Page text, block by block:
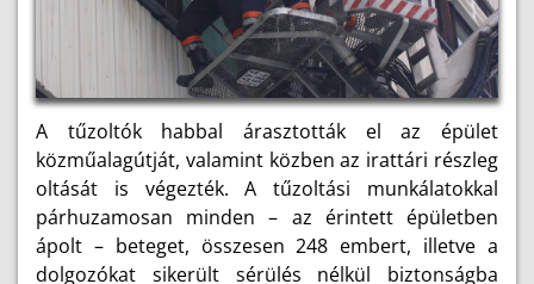
A tűzoltók habbal árasztották el az épület
közműalagútját, valamint közben az irattári részleg
oltását is végezték. A tűzoltási munkálatokkal
párhuzamosan minden – az érintett épületben
ápolt – beteget, összesen 248 embert, illetve a
dolgozókat sikerült sérülés nélkül biztonságba